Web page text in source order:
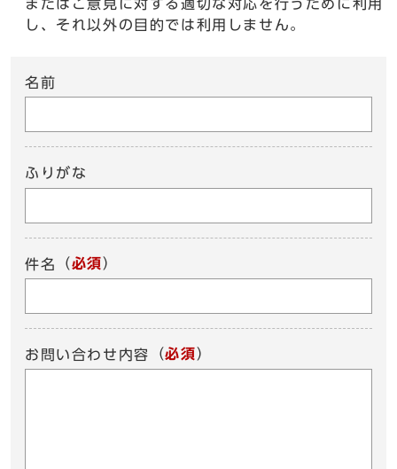
またはご意見に対する適切な対応を行うために利用
し、それ以外の目的では利用しません。
名前
ふりがな
件名 （必須）
お問い合わせ内容 （必須）